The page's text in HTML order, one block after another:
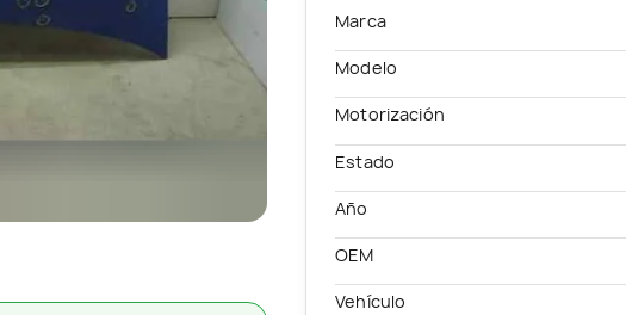
Marca
Modelo
Motorización
Estado
Año
OEM
Vehículo